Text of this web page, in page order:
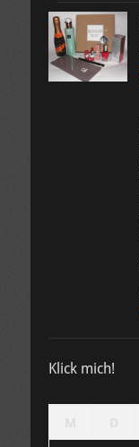
Klick mich!